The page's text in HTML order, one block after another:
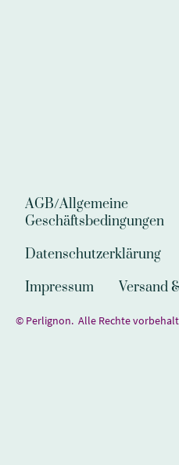
AGB/Allgemeine
Geschäftsbedingungen
Datenschutzerklärung
Impressum
Versand
© Perlignon. Alle Rechte